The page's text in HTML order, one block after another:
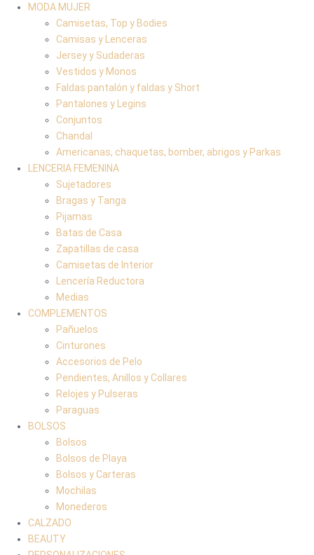
MODA MUJER
Camisetas, Top y Bodies
Camisas y Lenceras
Jersey y Sudaderas
Vestidos y Monos
Faldas pantalón y faldas y Short
Pantalones y Legins
Conjuntos
Chandal
Americanas, chaquetas, bomber, abrigos y Parkas
LENCERIA FEMENINA
Sujetadores
Bragas y Tanga
Pijamas
Batas de Casa
Zapatillas de casa
Camisetas de Interior
Lencería Reductora
Medias
COMPLEMENTOS
Pañuelos
Cinturones
Accesorios de Pelo
Pendientes, Anillos y Collares
Relojes y Pulseras
Paraguas
BOLSOS
Bolsos
Bolsos de Playa
Bolsos y Carteras
Mochilas
Monederos
CALZADO
BEAUTY